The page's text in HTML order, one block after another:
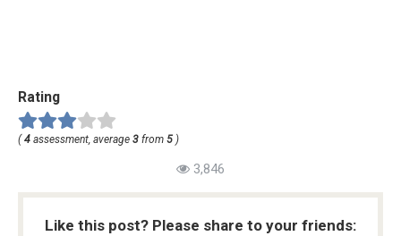
Rating
(4 assessment, average 3 from 5 )
3,846
Like this post? Please share to your friends: